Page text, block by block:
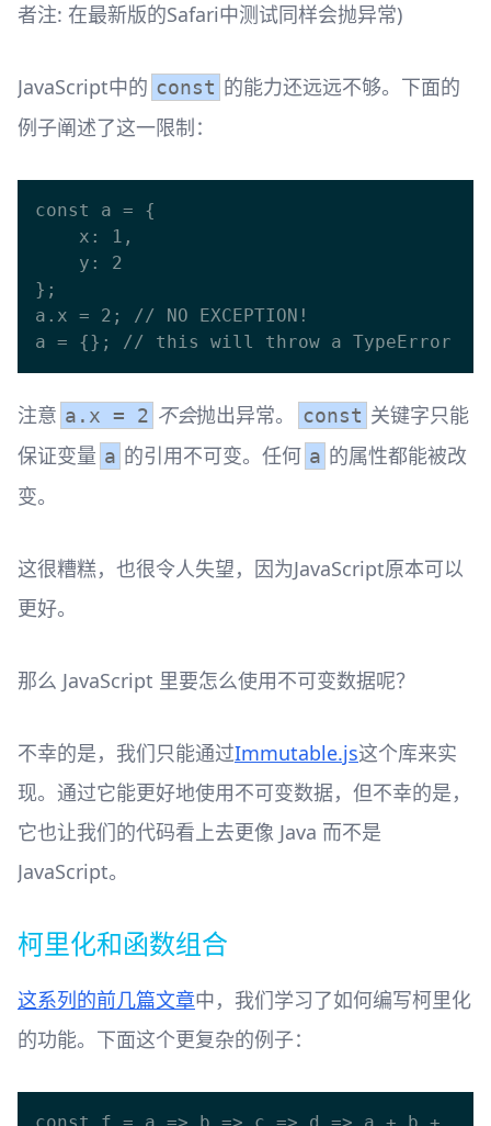
者注: 在最新版的Safari中测试同样会抛异常)
JavaScript中的 const 的能力还远远不够。下面的
例子阐述了这一限制：
const a = {
};
a.x = 2; // NO EXCEPTION!
注意 a.x = 2 不会抛出异常。 const 关键字只能
保证变量 a 的引用不可变。任何 a 的属性都能被改
变。
这很糟糕，也很令人失望，因为JavaScript原本可以
更好。
那么 JavaScript 里要怎么使用不可变数据呢？
不幸的是，我们只能通过Immutable.js这个库来实
现。通过它能更好地使用不可变数据，但不幸的是，
它也让我们的代码看上去更像 Java 而不是
JavaScript。
柯里化和函数组合
这系列的前几篇文章中，我们学习了如何编写柯里化
的功能。下面这个更复杂的例子：